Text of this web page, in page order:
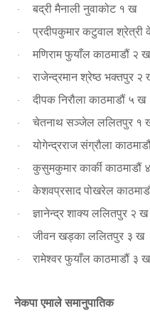
· बद्री मैनाली नुवाकोट १ ख
· प्रदीपकुमार कटुवाल
· मणिराम फुयाँल काठमाडौं २ ख
· राजेन्द्रमान श्रेष्ठ भक्तपुर २
· दीपक निरौला काठमाडौं ५ ख
· चेतनाथ सञ्जेल ललितपुर १
· योगेन्द्रराज संग्रौला
· कुसुमकुमार कार्की काठमाडौं
· केशवप्रसाद पोखरेल
· ज्ञानेन्द्र शाक्य ललितपुर २ ख
· जीवन खड्का ललितपुर ३ ख
· रामेश्वर फुयाँल काठमाडौं ३ ख
नेकपा एमाले समानुपातिक